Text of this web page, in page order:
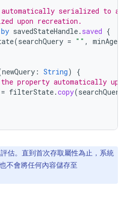
serialized to a
upon recreation.
by savedStateHandle. saved {
(searchQuery = "" , minAge
newQuery : String)
{
property automatically
= filterState.copy(searchQuery
估。直到首次存取屬性為止，系統
不會將任何內容儲存至